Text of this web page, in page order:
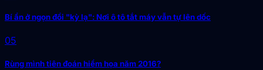
Bí ẩn ở ngọn đồi "kỳ lạ": Nơi ô tô tắt máy vẫn tự lên dốc
05
Rùng mình tiên đoán hiểm họa năm 2016?